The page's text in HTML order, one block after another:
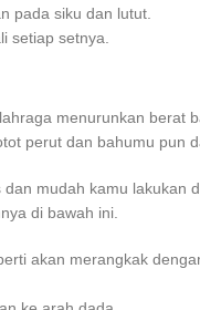
pada siku dan lutut.
setiap setnya.
menurunkan berat
perut dan bahumu pun
dan mudah kamu lakukan
di bawah ini.
akan merangkak